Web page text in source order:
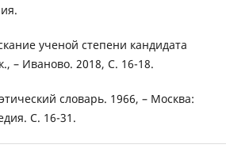
ученой степени кандидата
– Иваново. 2018, С. 16-18.
словарь. 1966, – Москва:
С. 16-31.